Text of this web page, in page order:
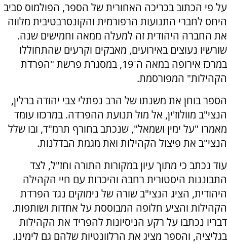
על פי הכתוב בכריכה האחורית של הספר, הפולמוס סביב
היחס לחברי התנועות הרפורמית והקונסרבטיבית מלווה
את החברה היהודית זה למעלה ממאה וחמישים שנה.
שורשיו נעוצים באירועים, מאבקים וקרעים שהתחוללו
במרכז אירופה במאה ה־19, במסגרת פרשת "הפרדת
הקהילות" המפורסמת.
הספר בוחן את משנתו של הרב נפתלי צבי יהודה ברלין,
הנצי"ב מוולוז'ין, אל מול תנועת ההפרדה. במרכזו עומד
מאמרו "על ימין ושמאל", שנכתב בחורף תרמ"ד, ובו שלל
הנצי"ב את פיצול הקהילות ואת מגמת הבדלנות.
עוד נכתב כי מתוך עיון במקורות התורה וחז"ל, לצד
התבוננות היסטורית רחבה והיכרות עם חיי הקהילה
היהודית, הציג הנצי"ב שורה של נימוקים נגד הפרדת
הקהילות והציע חלופה המבוססת על אחדות ושותפות.
דבריו נכתבו על רקע הניסיונות להפריד את הקהילות
בגליציה, והספר מציג את הרלוונטיות שלהם גם לימינו.